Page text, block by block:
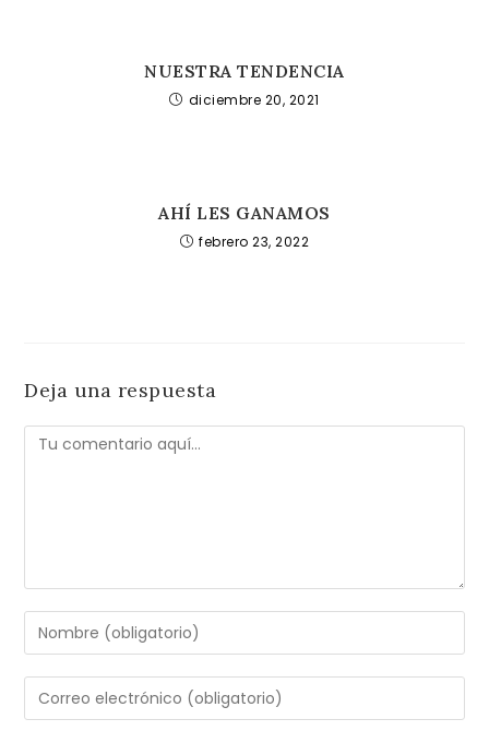
NUESTRA TENDENCIA
diciembre 20, 2021
AHÍ LES GANAMOS
febrero 23, 2022
Deja una respuesta
Comentario
Introduce
tu
nombre
Introduce
tu